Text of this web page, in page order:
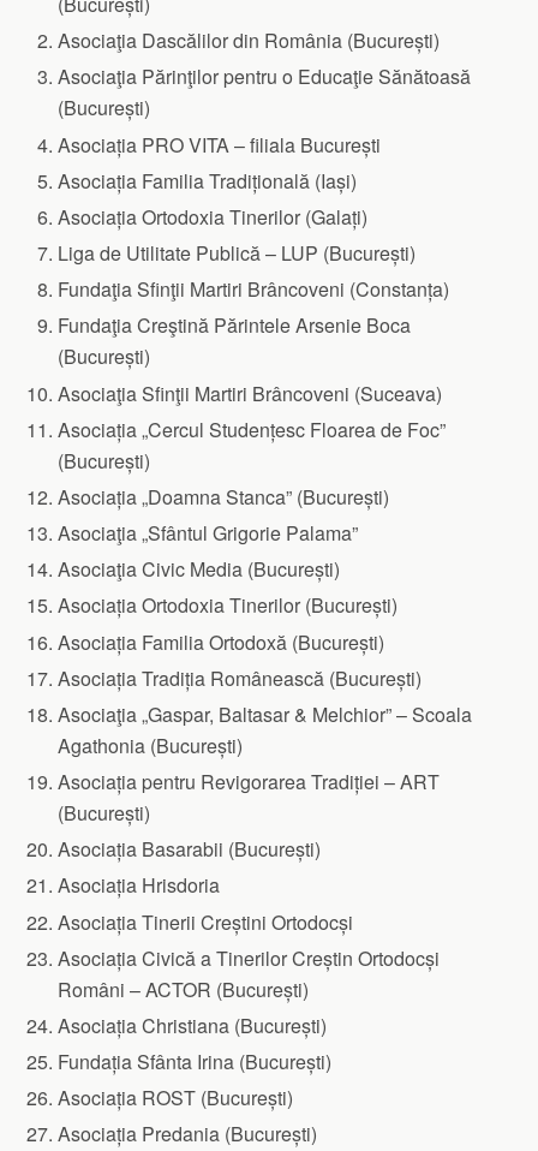
Asociaţia Dascălilor din România (București)
Asociaţia Părinţilor pentru o Educaţie Sănătoasă
(București)
Asociația PRO VITA – filiala București
Asociația Familia Tradițională (Iași)
Asociația Ortodoxia Tinerilor (Galați)
Liga de Utilitate Publică – LUP (București)
Fundaţia Sfinţii Martiri Brâncoveni (Constanța)
Fundaţia Creştină Părintele Arsenie Boca
(București)
Asociaţia Sfinţii Martiri Brâncoveni (Suceava)
Asociația „Cercul Studențesc Floarea de Foc”
(București)
Asociația „Doamna Stanca” (București)
Asociaţia „Sfântul Grigorie Palama”
Asociaţia Civic Media (București)
Asociația Ortodoxia Tinerilor (București)
Asociația Familia Ortodoxă (București)
Asociația Tradiția Românească (București)
Asociaţia „Gaspar, Baltasar & Melchior” – Scoala
Agathonia (București)
Asociația pentru Revigorarea Tradiției – ART
(București)
Asociația Basarabii (București)
Asociația Hrisdoria
Asociația Tinerii Creștini Ortodocși
Asociația Civică a Tinerilor Creștin Ortodocși
Români – ACTOR (București)
Asociația Christiana (București)
Fundația Sfânta Irina (București)
Asociația ROST (București)
Asociația Predania (București)